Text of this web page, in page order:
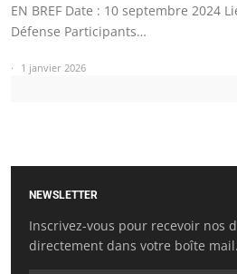
EN BREF Date : 10 septembre 2024
Défense Participants…
1 janvier 2026
NEWSLETTER
Inscrivez-vous pour recevoir nos
directement dans votre boîte mail.